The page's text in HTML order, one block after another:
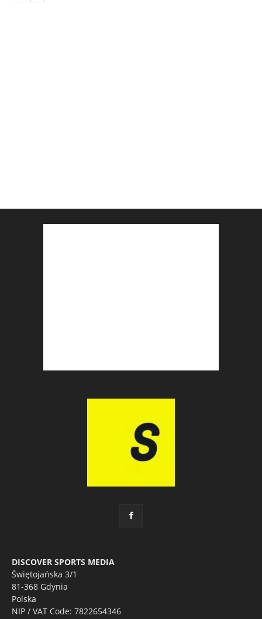
DISCOVER SPORTS MEDIA
Świętojańska 3/1
81-368 Gdynia
Polska
NIP / VAT Code: 7822654346